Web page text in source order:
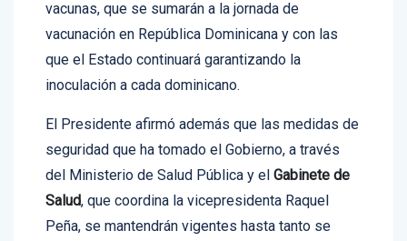
vacunación en República Dominicana y con las
que el Estado continuará garantizando la
inoculación a cada dominicano.
seguridad que ha tomado el Gobierno, a través
del Ministerio de Salud Pública y elGabinete de
Salud, que coordina la vicepresidenta Raquel
Peña, se mantendrán vigentes hasta tanto se
avance con la vacunación.